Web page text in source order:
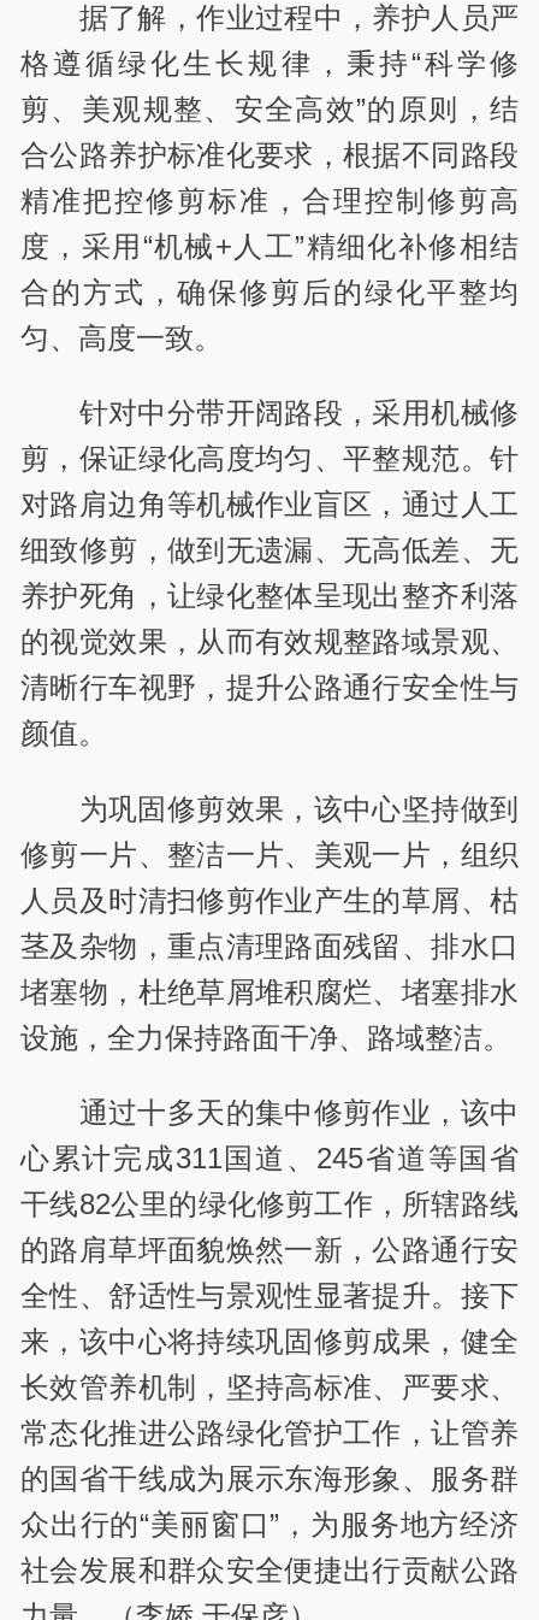
据了解，作业过程中，养护人员严
格遵循绿化生长规律，秉持“科学修
剪、美观规整、安全高效”的原则，结
合公路养护标准化要求，根据不同路段
精准把控修剪标准，合理控制修剪高
度，采用“机械+人工”精细化补修相结
合的方式，确保修剪后的绿化平整均
匀、高度一致。
针对中分带开阔路段，采用机械修
剪，保证绿化高度均匀、平整规范。针
对路肩边角等机械作业盲区，通过人工
细致修剪，做到无遗漏、无高低差、无
养护死角，让绿化整体呈现出整齐利落
的视觉效果，从而有效规整路域景观、
清晰行车视野，提升公路通行安全性与
颜值。
为巩固修剪效果，该中心坚持做到
修剪一片、整洁一片、美观一片，组织
人员及时清扫修剪作业产生的草屑、枯
茎及杂物，重点清理路面残留、排水口
堵塞物，杜绝草屑堆积腐烂、堵塞排水
设施，全力保持路面干净、路域整洁。
通过十多天的集中修剪作业，该中
心累计完成311国道、245省道等国省
干线82公里的绿化修剪工作，所辖路线
的路肩草坪面貌焕然一新，公路通行安
全性、舒适性与景观性显著提升。接下
来，该中心将持续巩固修剪成果，健全
长效管养机制，坚持高标准、严要求、
常态化推进公路绿化管护工作，让管养
的国省干线成为展示东海形象、服务群
众出行的“美丽窗口”，为服务地方经济
社会发展和群众安全便捷出行贡献公路